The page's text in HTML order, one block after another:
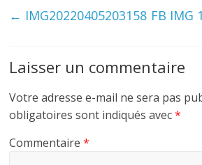
← IMG20220405203158 FB IMG
Laisser un commentaire
Votre adresse e-mail ne sera pas
obligatoires sont indiqués avec*
Commentaire*